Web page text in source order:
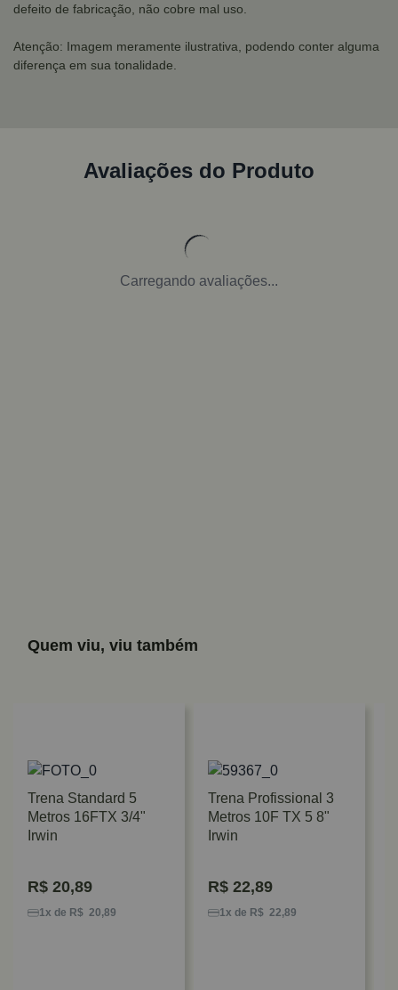
defeito de fabricação, não cobre mal uso.
Atenção: Imagem meramente ilustrativa, podendo conter alguma
diferença em sua tonalidade.
Avaliações do Produto
Carregando avaliações...
Quem viu, viu também
Trena Standard 5
Metros 16FTX 3/4"
Irwin
R$ 20,89
1x de R$ 20,89
Trena Profissional 3
Metros 10F TX 5 8"
Irwin
R$ 22,89
1x de R$ 22,89